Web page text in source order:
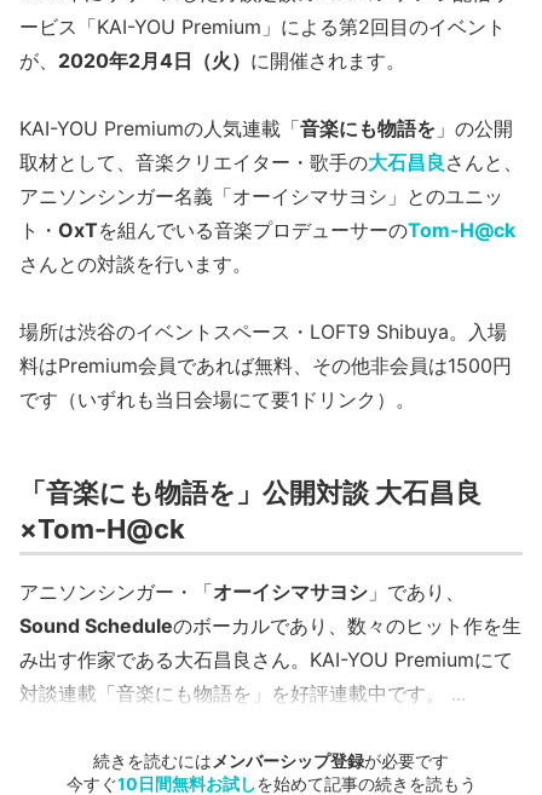
ービス「KAI-YOU Premium」による第2回目のイベント
が、 2020年2月4日（火） に開催されます。
KAI-YOU Premiumの人気連載「音楽にも物語を 」の公開
取材として、音楽クリエイター・歌手の大石昌良 さんと、
アニソンシンガー名義「オーイシマサヨシ」とのユニッ
ト・ OxTを組んでいる音楽プロデューサーのTom-H@ck
さんとの対談を行います。
場所は渋谷のイベントスペース・LOFT9 Shibuya。入場
料はPremium会員であれば無料、その他非会員は1500円
です（いずれも当日会場にて要1ドリンク）。
「音楽にも物語を」公開対談 大石昌良
×Tom-H@ck
アニソンシンガー・「オーイシマサヨシ 」であり、
Sound Scheduleのボーカルであり、数々のヒット作を生
み出す作家である大石昌良さん。KAI-YOU Premiumにて
対談連載「音楽にも物語を」を好評連載中です。 ...
続きを読むには メンバーシップ登録が必要です
今すぐ10日間無料お試しを始めて記事の続きを読もう